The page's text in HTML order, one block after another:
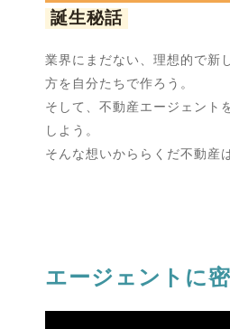
誕生秘話
業界にまだない、理想的で新
方を自分たちで作ろう。
そして、不動産エージェント
しよう。
そんな想いかららくだ不動産
エージェントに